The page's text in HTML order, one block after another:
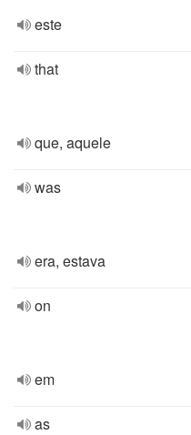
este
that
que, aquele
was
era, estava
on
em
as